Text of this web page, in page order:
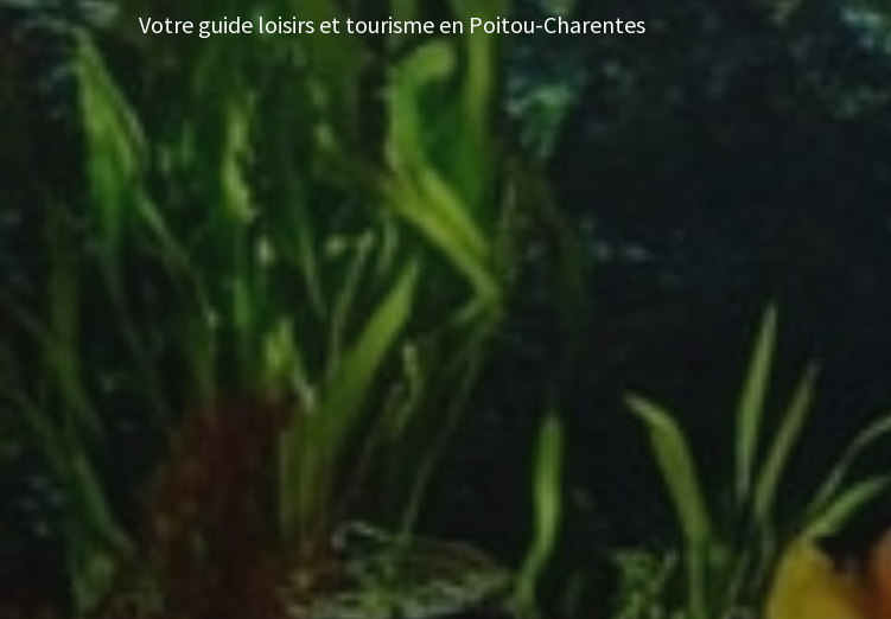
Votre guide loisirs et tourisme en Poitou-Charentes